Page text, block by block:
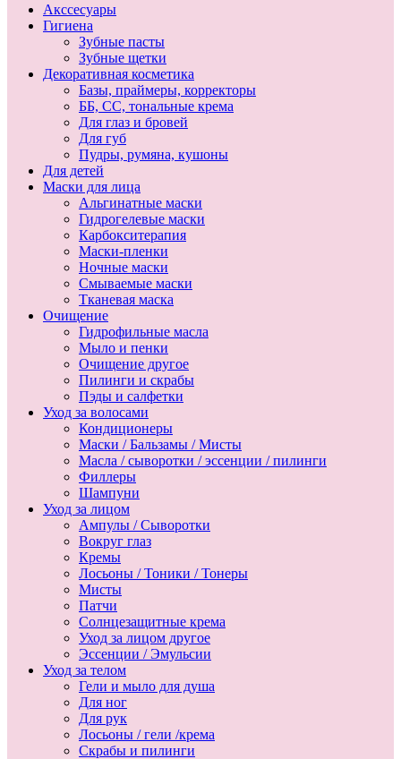
Акссесуары
Гигиена
Зубные пасты
Зубные щетки
Декоративная косметика
Базы, праймеры, корректоры
ББ, СС, тональные крема
Для глаз и бровей
Для губ
Пудры, румяна, кушоны
Для детей
Маски для лица
Альгинатные маски
Гидрогелевые маски
Карбокситерапия
Маски-пленки
Ночные маски
Смываемые маски
Тканевая маска
Очищение
Гидрофильные масла
Мыло и пенки
Очищение другое
Пилинги и скрабы
Пэды и салфетки
Уход за волосами
Кондиционеры
Маски / Бальзамы / Мисты
Масла / сыворотки / эссенции / пилинги
Филлеры
Шампуни
Уход за лицом
Ампулы / Сыворотки
Вокруг глаз
Кремы
Лосьоны / Тоники / Тонеры
Мисты
Патчи
Солнцезащитные крема
Уход за лицом другое
Эссенции / Эмульсии
Уход за телом
Гели и мыло для душа
Для ног
Для рук
Лосьоны / гели /крема
Скрабы и пилинги